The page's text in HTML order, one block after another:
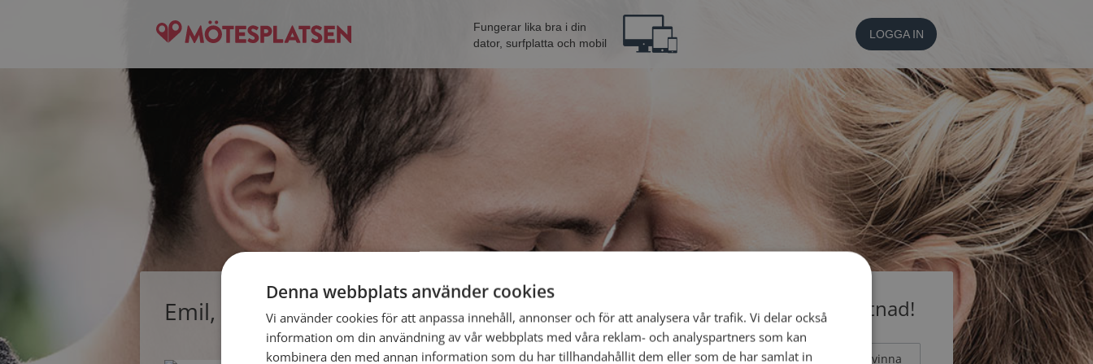
Fungerar lika bra i din
dator, surfplatta och mobil
LOGGA IN
Emil, singelman från Avesta Bli medlem utan kostnad!
Jag är en: Man Kvinna
Denna webbplats använder cookies
Vi använder cookies för att anpassa innehåll, annonser och för att analysera vår trafik. Vi delar också
information om din användning av vår webbplats med våra reklam- och analyspartners som kan
kombinera den med annan information som du har tillhandahållit dem eller som de har samlat in